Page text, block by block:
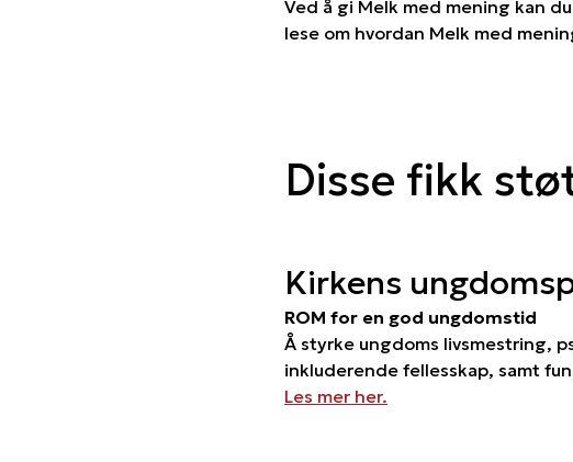
Ved å gi Melk med mening kan
lese om hvordan Melk med
Disse fikk
Kirkens
ROM for en god ungdomstid
Å styrke ungdoms livsmestring,
inkluderende fellesskap, samt
Les mer her.